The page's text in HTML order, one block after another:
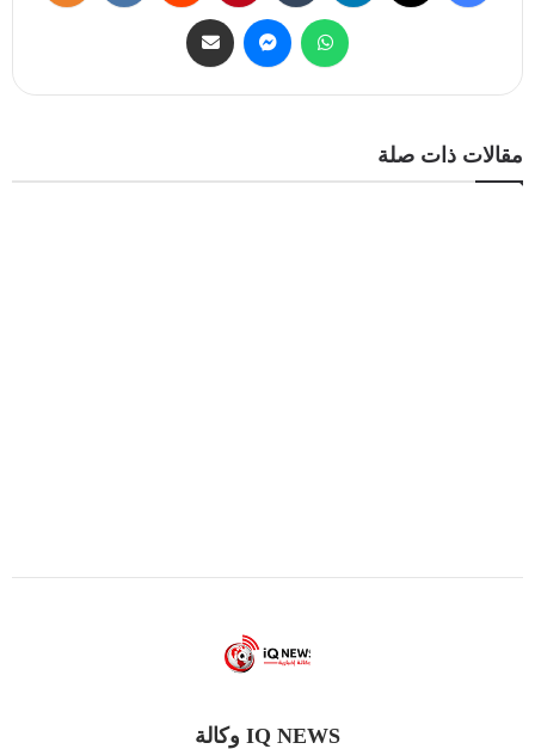
مقالات ذات صلة
IQ NEWS وكالة